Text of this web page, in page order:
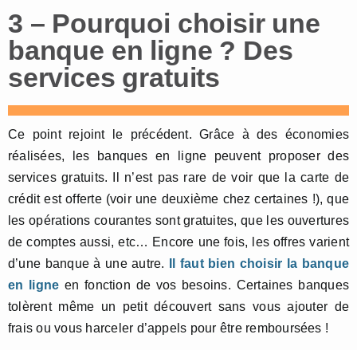
3 – Pourquoi choisir une
banque en ligne ? Des
services gratuits
Ce point rejoint le précédent. Grâce à des économies
réalisées, les banques en ligne peuvent proposer des
services gratuits. Il n’est pas rare de voir que la carte de
crédit est offerte (voir une deuxième chez certaines !), que
les opérations courantes sont gratuites, que les ouvertures
de comptes aussi, etc… Encore une fois, les offres varient
d’une banque à une autre.
Il faut bien choisir la banque
en ligne en fonction de vos besoins. Certaines banques
tolèrent même un petit découvert sans vous ajouter de
frais ou vous harceler d’appels pour être remboursées !